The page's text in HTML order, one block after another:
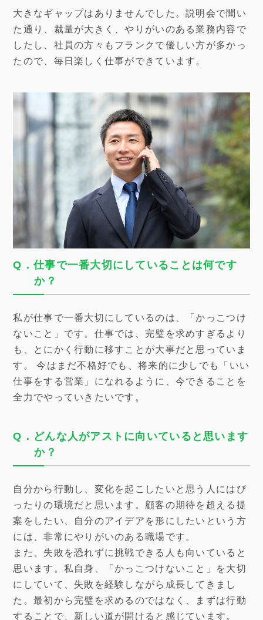
大きなギャップはありませんでした。説明会で聞い
た通り、裁量が大きく、やりがいのある業務内容で
したし、社員の方々もフランクで優しい方が多かっ
たので、毎日楽しく仕事ができています。
Q．仕事で一番大切にしていることは何です
か？
私が仕事で一番大切にしているのは、「かっこつけ
ないこと」です。仕事では、完璧を求めすぎるより
も、とにかく行動に移すことが大事だと思っていま
す。 今はまだ不格好でも、将来的に少しでも「いい
仕事をする営業」になれるように、今できることを
全力でやっていきたいです。
Q．どんな人がアストに向いていると思います
か？
自分から行動し、変化を起こしたいと思う人にはぴ
ったりの環境だと思います。顧客の期待を超える提
案をしたい、自分のアイデアを形にしたいという方
には、非常にやりがいのある職場です。
また、失敗を恐れずに挑戦できる人も向いていると
思います。私自身、「かっこつけないこと」を大切
にしていて、失敗を経験しながら成長してきまし
た。最初から完璧を求めるのではなく、まずは行動
することで、新しい道が開けると感じています。